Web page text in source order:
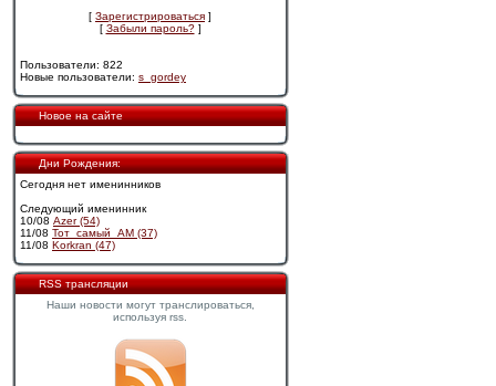
[ Зарегистрироваться ]
[ Забыли пароль?]
Пользователи: 822
Новые пользователи: s_gordey
Новое на сайте
Дни Рождения:
Сегодня нет именинников
Следующий именинник
10/08 Azer (54)
11/08 Тот_самый_АМ (37)
11/08 Korkran (47)
RSS трансляции
Наши новости могут транслироваться,
используя rss.